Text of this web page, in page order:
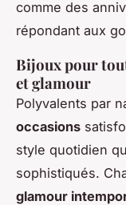
comme des
répondant aux
Bijoux pour
et glamour
Polyvalents par
occasions
style quotidien
sophistiqués.
glamour